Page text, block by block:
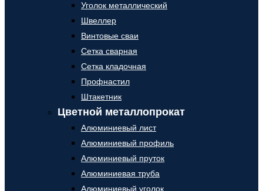
Уголок металлический
Швеллер
Винтовые сваи
Сетка сварная
Сетка кладочная
Профнастил
Штакетник
Цветной металлопрокат
Алюминиевый лист
Алюминиевый профиль
Алюминиевый пруток
Алюминиевая труба
Алюминиевый уголок